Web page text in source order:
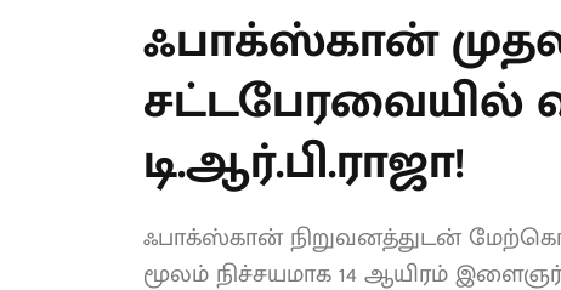
ஃபாக்ஸ்கான்
சட்டபேரவையில்
டி.ஆர்.பி.ராஜா!
ஃபாக்ஸ்கான் நிறுவனத்துடன்
மூலம் நிச்சயமாக 14 ஆயிரம்